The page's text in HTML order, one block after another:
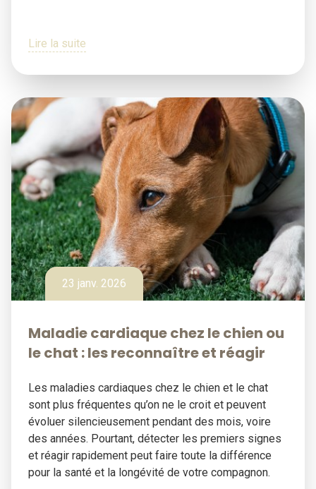
Lire la suite
23 janv. 2026
Maladie cardiaque chez le chien ou
le chat : les reconnaître et réagir
Les maladies cardiaques chez le chien et le chat
sont plus fréquentes qu’on ne le croit et peuvent
évoluer silencieusement pendant des mois, voire
des années. Pourtant, détecter les premiers signes
et réagir rapidement peut faire toute la différence
pour la santé et la longévité de votre compagnon.